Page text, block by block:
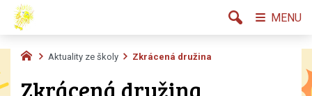
Aktuality ze školy Zkrácená družina
Zkrácená družina
MENU